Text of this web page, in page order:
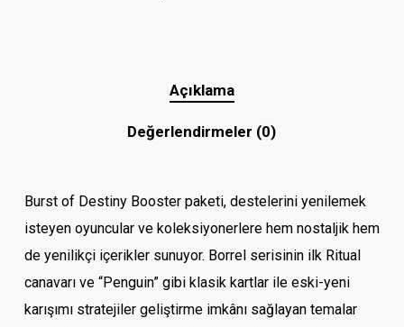
Açıklama
Değerlendirmeler (0)
Burst of Destiny Booster paketi, destelerini yenilemek
isteyen oyuncular ve koleksiyonerlere hem nostaljik hem
de yenilikçi içerikler sunuyor. Borrel serisinin ilk Ritual
canavarı ve “Penguin” gibi klasik kartlar ile eski-yeni
karışımı stratejiler geliştirme imkânı sağlayan temalar